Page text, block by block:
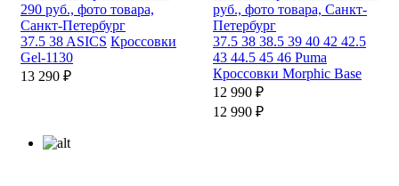
37.5 38 ASICS Кроссовки
Gel-1130
13 290 ₽
37.5 38 38.5 39 40 42 42.5
43 44.5 45 46 Puma
Кроссовки Morphic Base
12 990 ₽
12 990 ₽